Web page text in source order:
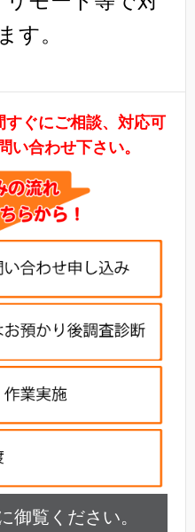
す。
ぐにご相談、対応可
い合わせ下さい。
御覧ください。